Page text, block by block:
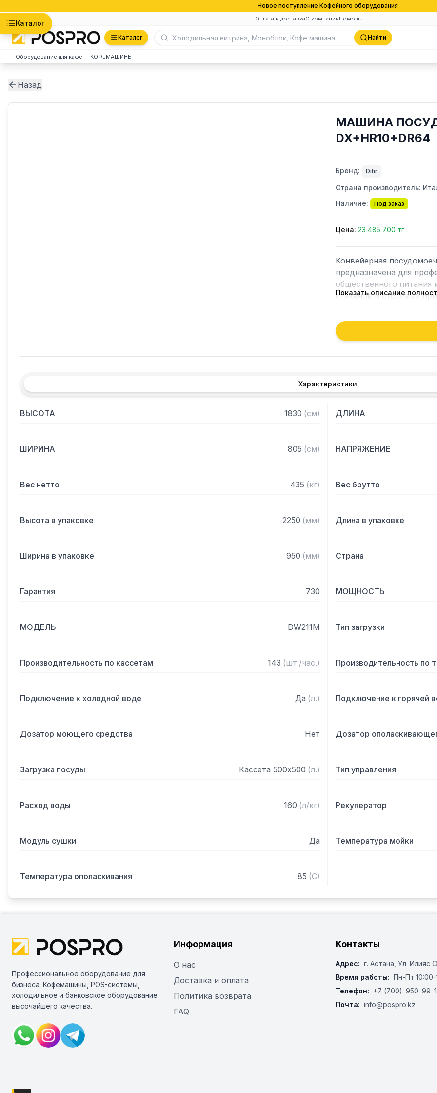
Новое поступление Кофейного оборудования
Оплата и доставкаО компанииПомощь
Каталог
Каталог Найти
Оборудование для кафе КОФЕМАШИНЫ
Назад
МАШИНА
DX+HR10+DR64
Бренд: Dihr
Страна производитель:
Наличие:
Под заказ
Цена: 23 485 700 тг
Конвейерная
предназначена для
общественного питания
стаканов и столовых
Направление движения
Данная модель
панелью управления и
DR64.
Модель оснащена
поступающей воды, что
— Система ТЕРМО
окружающую среду
— Штампованная
основной грязи, второй
электрических
ополаскивании
— Автотаймер
бездействия
— Две скорости
Технические
— Производительность:
— Температура: 55C
Показать описание
Характеристики
ВЫСОТА 1830 (см) ДЛИНА
ШИРИНА 805 (см) НАПРЯЖЕНИЕ
Вес нетто 435 (кг) Вес брутто
Высота в упаковке 2250 (мм) Длина в упаковке
Ширина в упаковке 950 (мм) Страна
Гарантия 730 МОЩНОСТЬ
МОДЕЛЬ DW211M Тип загрузки
Производительность по кассетам 143 (шт./час.) Производительность по
Подключение к холодной воде Да (л.) Подключение к горячей
Дозатор моющего средства Нет Дозатор
Загрузка посуды Кассета 500х500 (л.) Тип управления
Расход воды 160 (л/кг) Рекуператор
Модуль сушки Да Температура мойки
Температура ополаскивания 85 (C)
Профессиональное оборудование для
бизнеса. Кофемашины, POS-системы,
холодильное и банковское оборудование
высочайшего качества.
Информация
О нас
Доставка и оплата
Политика возврата
FAQ
Контакты
Адрес: г. Астана, ​Ул. Илияс
Время работы: Пн-Пт 10:00-
Телефон: +7
Почта: info@pospro.kz